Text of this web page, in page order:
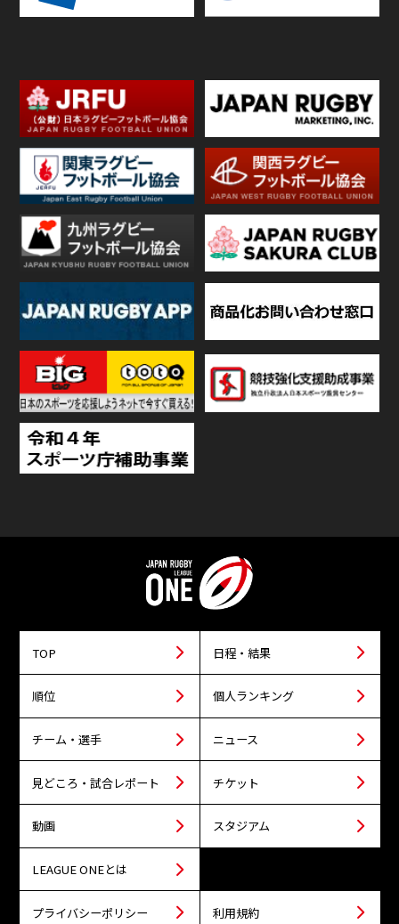
TOP 日程・結果
順位 個人ランキング
チーム・選手 ニュース
見どころ・試合レポート チケット
動画 スタジアム
LEAGUE ONEとは
プライバシーポリシー 利用規約